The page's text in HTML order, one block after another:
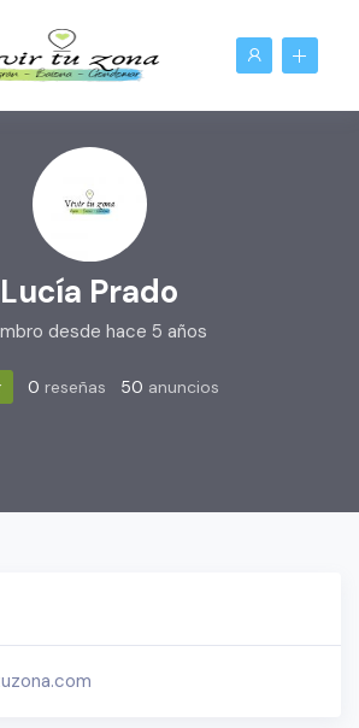
Lucía Prado
desde hace 5 años
0 reseñas 50 anuncios